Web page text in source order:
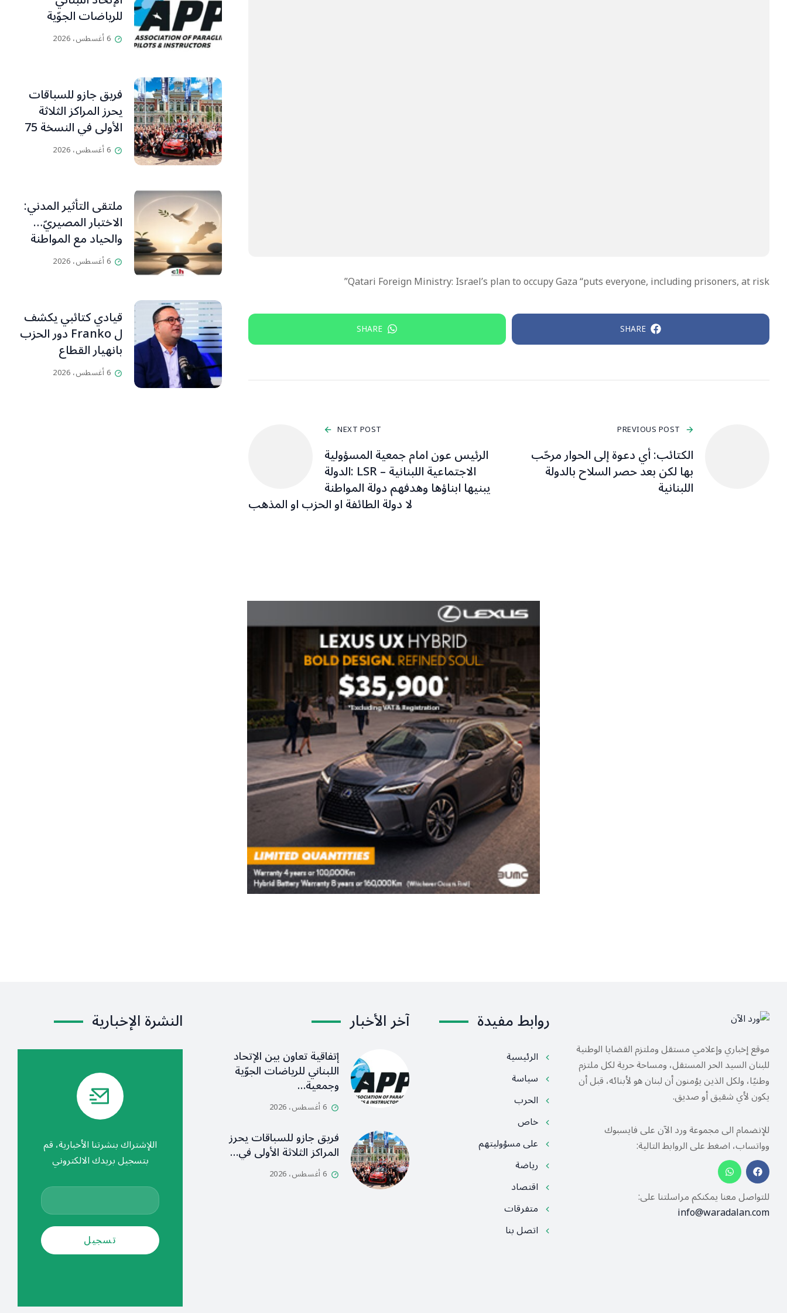
Qatari Foreign Ministry: Israel’s plan to occupy Gaza “puts everyone, including prisoners, at risk”
SHARE
SHARE
PREVIOUS POST
الكتائب: أي دعوة إلى الحوار مرحّب
بها لكن بعد حصر السلاح بالدولة
اللبنانية
NEXT POST
‏الرئيس عون امام جمعية المسؤولية
الاجتماعية اللبنانية – LSR :الدولة
يبنيها ابناؤها وهدفهم دولة المواطنة
لا دولة الطائفة او الحزب او المذهب
للرياضات الجوّية
وجمعية طيّاري
ومدرّبي الطيران
6 أغسطس، 2026
فريق جازو للسباقات
يحرز المراكز الثلاثة
الأولى في النسخة 75
من رالي فنلندا
6 أغسطس، 2026
ملتقى التأثير المدني:
الاختبار المصيريّ…
والحياد مع المواطنة
بوصلة
6 أغسطس، 2026
قيادي كتائبي يكشف
ل Franko دور الحزب
بانهيار القطاع
المصرفي
6 أغسطس، 2026
موقع إخباري وإعلامي مستقل وملتزم القضايا الوطنية
للبنان السيد الحر المستقل، ومساحة حرية لكل ملتزم
وطنيًا، ولكل الذين يؤمنون أن لبنان هو لأبنائه، قبل أن
يكون لأي شقيق أو صديق.
للإنضمام الى مجموعة ورد الآن على فايسبوك
وواتساب، اضغط على الروابط التالية:
للتواصل معنا يمكنكم مراسلتنا على:
info@waradalan.com
روابط مفيدة
الرئيسية
سياسة
الحرب
خاص
على مسؤوليتهم
رياضة
اقتصاد
متفرقات
اتصل بنا
آخر الأخبار
إتفاقية تعاون بين الإتحاد
اللبناني للرياضات الجوّية
وجمعية…
6 أغسطس، 2026
فريق جازو للسباقات يحرز
المراكز الثلاثة الأولى في…
6 أغسطس، 2026
النشرة الإخبارية
اللإشتراك بنشرتنا الأخبارية، قم
بتسجيل بريدك الالكتروني